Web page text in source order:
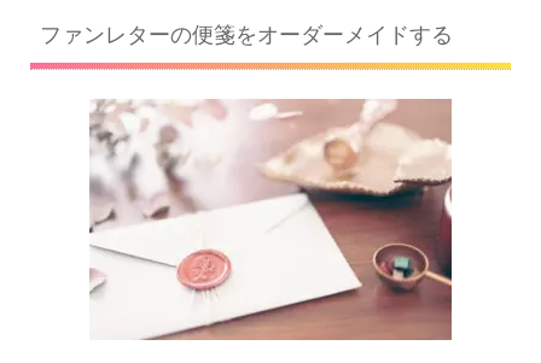
ファンレターの便箋をオーダーメイドする